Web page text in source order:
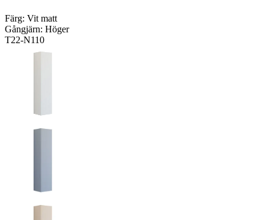
Färg: Vit matt
Gångjärn: Höger
T22-N110